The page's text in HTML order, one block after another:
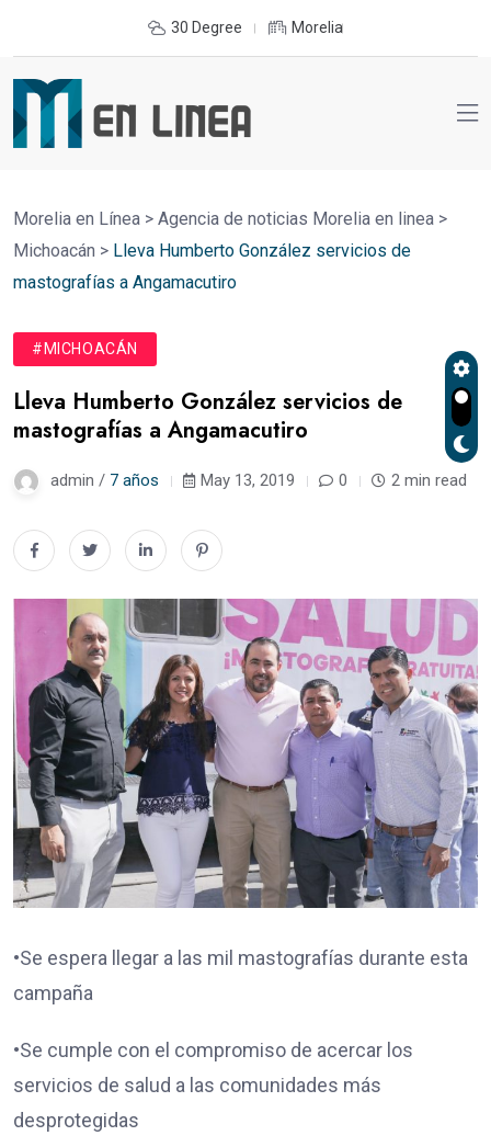
30 Degree Morelia
Morelia en Línea > Agencia de noticias Morelia en linea >
Michoacán > Lleva Humberto González servicios de
mastografías a Angamacutiro
#MICHOACÁN
Lleva Humberto González servicios de
mastografías a Angamacutiro
admin / 7 años May 13, 2019 0 2 min read
•Se espera llegar a las mil mastografías durante esta
campaña
•Se cumple con el compromiso de acercar los
servicios de salud a las comunidades más
desprotegidas